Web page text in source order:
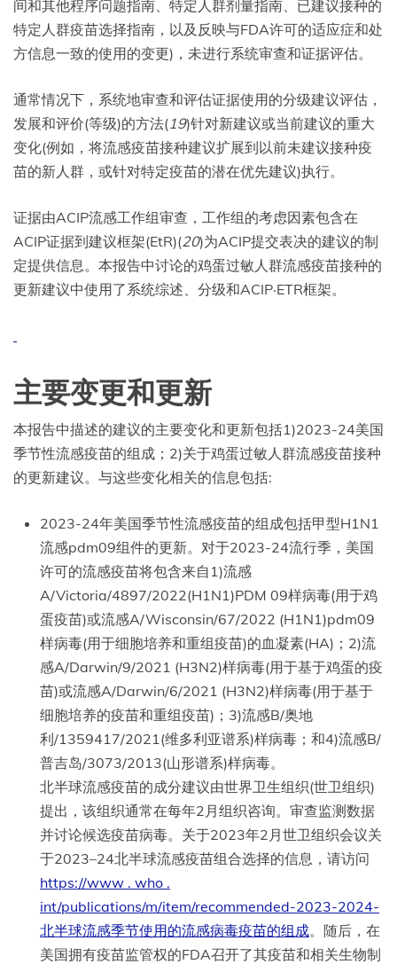
间和其他程序问题指南、特定人群剂量指南、已建议接种的
特定人群疫苗选择指南，以及反映与FDA许可的适应症和处
方信息一致的使用的变更)，未进行系统审查和证据评估。
通常情况下，系统地审查和评估证据使用的分级建议评估，
发展和评价(等级)的方法( 19)针对新建议或当前建议的重大
变化(例如，将流感疫苗接种建议扩展到以前未建议接种疫
苗的新人群，或针对特定疫苗的潜在优先建议)执行。
证据由ACIP流感工作组审查，工作组的考虑因素包含在
ACIP证据到建议框架(EtR)(20)为ACIP提交表决的建议的制
定提供信息。本报告中讨论的鸡蛋过敏人群流感疫苗接种的
更新建议中使用了系统综述、分级和ACIP·ETR框架。
主要变更和更新
本报告中描述的建议的主要变化和更新包括1)2023-24美国
季节性流感疫苗的组成；2)关于鸡蛋过敏人群流感疫苗接种
的更新建议。与这些变化相关的信息包括:
2023-24年美国季节性流感疫苗的组成包括甲型H1N1
流感pdm09组件的更新。对于2023-24流行季，美国
许可的流感疫苗将包含来自1)流感
A/Victoria/4897/2022(H1N1)PDM 09样病毒(用于鸡
蛋疫苗)或流感A/Wisconsin/67/2022 (H1N1)pdm09
样病毒(用于细胞培养和重组疫苗)的血凝素(HA)；2)流
感A/Darwin/9/2021 (H3N2)样病毒(用于基于鸡蛋的疫
苗)或流感A/Darwin/6/2021 (H3N2)样病毒(用于基于
细胞培养的疫苗和重组疫苗)；3)流感B/奥地
利/1359417/2021(维多利亚谱系)样病毒；和4)流感B/
普吉岛/3073/2013(山形谱系)样病毒。
北半球流感疫苗的成分建议由世界卫生组织(世卫组织)
提出，该组织通常在每年2月组织咨询。审查监测数据
并讨论候选疫苗病毒。关于2023年2月世卫组织会议关
于2023–24北半球流感疫苗组合选择的信息，请访问
https://www . who .
int/publications/m/item/recommended-2023-2024-
北半球流感季节使用的流感病毒疫苗的组成。随后，在
美国拥有疫苗监管权的FDA召开了其疫苗和相关生物制